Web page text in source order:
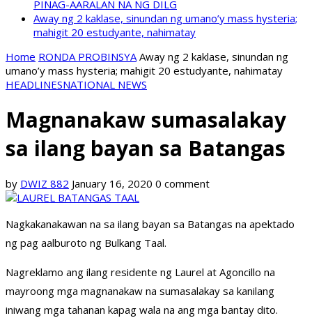
PINAG-AARALAN NA NG DILG
Away ng 2 kaklase, sinundan ng umano’y mass hysteria;
mahigit 20 estudyante, nahimatay
Home RONDA PROBINSYA Away ng 2 kaklase, sinundan ng
umano’y mass hysteria; mahigit 20 estudyante, nahimatay
HEADLINESNATIONAL NEWS
Magnanakaw sumasalakay
sa ilang bayan sa Batangas
by DWIZ 882 January 16, 2020 0 comment
Nagkakanakawan na sa ilang bayan sa Batangas na apektado
ng pag aalburoto ng Bulkang Taal.
Nagreklamo ang ilang residente ng Laurel at Agoncillo na
mayroong mga magnanakaw na sumasalakay sa kanilang
iniwang mga tahanan kapag wala na ang mga bantay dito.